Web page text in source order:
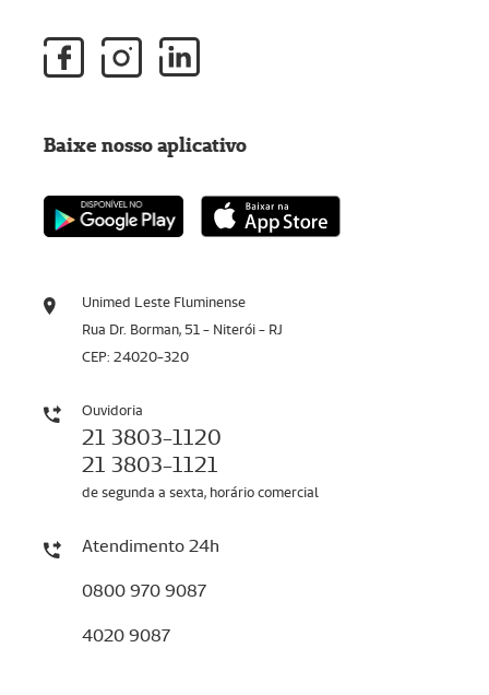
Unimed Leste Fluminense
Rua Dr. Borman, 51 - Niterói - RJ
CEP: 24020-320
Ouvidoria
21 3803-1120
21 3803-1121
de segunda a sexta, horário comercial
Atendimento 24h
0800 970 9087
4020 9087
Baixe nosso aplicativo